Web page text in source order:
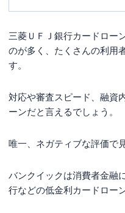
三菱ＵＦＪ銀行カードロー
のが多く、たくさんの利用
す。
対応や審査スピード、融資
ーンだと言えるでしょう。
唯一、ネガティブな評価で
バンクイックは消費者金融
行などの低金利カードロー